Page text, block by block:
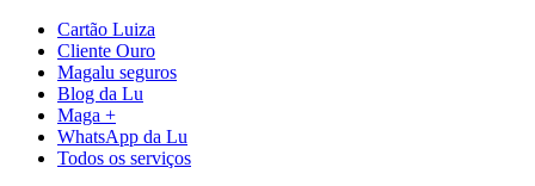
Cartão Luiza
Cliente Ouro
Magalu seguros
Blog da Lu
Maga +
WhatsApp da Lu
Todos os serviços